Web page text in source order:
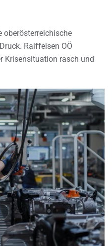
oberösterreichische
Raiffeisen OÖ
Krisensituation rasch und